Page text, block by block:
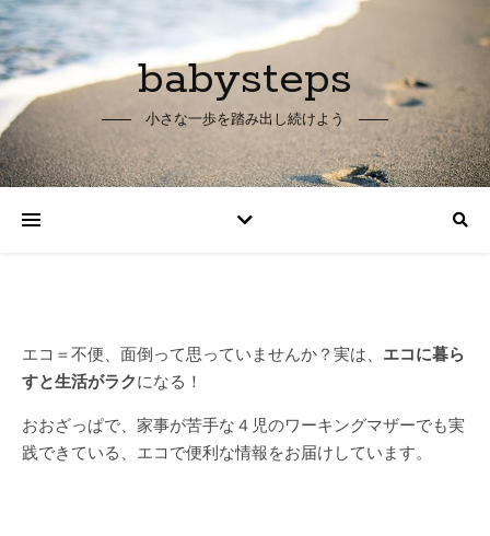
babysteps
小さな一歩を踏み出し続けよう
エコ＝不便、面倒って思っていませんか？ 実は、 エコに暮ら
すと生活がラクになる！
おおざっぱで、家事が苦手な４児のワーキングマザーでも実
践できている、 エコで便利な情報をお届けしています。